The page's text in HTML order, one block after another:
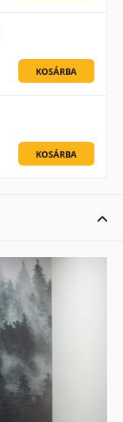
KOSÁRBA
KOSÁRBA